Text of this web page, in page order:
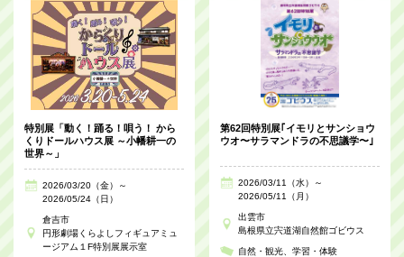
特別展「動く！踊る！唄う！ から
くりドールハウス展 ～小幡耕一の
世界～」
2026/03/20（金）～
2026/05/24（日）
倉吉市
円形劇場くらよしフィギュアミュ
ージアム１F特別展展示室
第62回特別展｢イモリとサンショウ
ウオ〜サラマンドラの不思議学〜｣
2026/03/11（水）～
2026/05/11（月）
出雲市
島根県立宍道湖自然館ゴビウス
自然・観光 学習・体験